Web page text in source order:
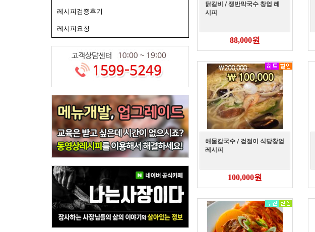
레시피검증후기
레시피요청
닭갈비 / 쟁반막국수 창업 레
시피
88,000원
해물칼국수 / 겉절이 식당창업
레시피
100,000원